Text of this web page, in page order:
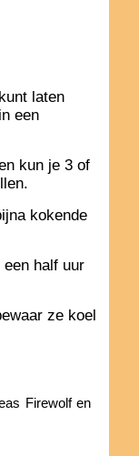
laten
een
kun je 3 of
kokende
half uur
ze koel
Firewolf en